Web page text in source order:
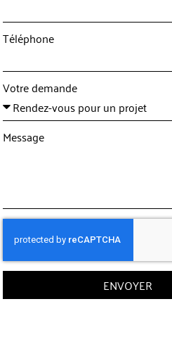
Téléphone
Votre demande
Message
ENVOYER